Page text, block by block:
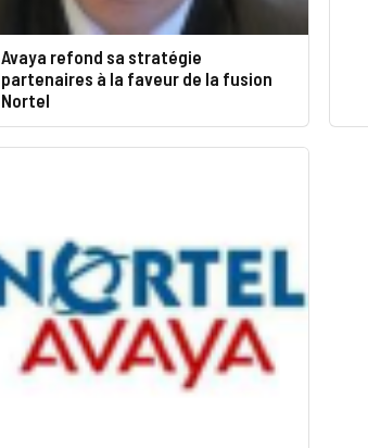
Avaya refond sa stratégie
partenaires à la faveur de la fusion
Nortel